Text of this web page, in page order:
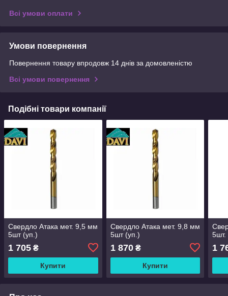
Всі умови оплати
Умови повернення
Повернення товару впродовж 14 днів за домовленістю
Всі умови повернення
Подібні товари компанії
Свердло Атака мет. 9,5 мм
5шт (уп.)
1 705 ₴
Купити
Свердло Атака мет. 9,8 мм
5шт (уп.)
1 870₴
Купити
5шт.
1